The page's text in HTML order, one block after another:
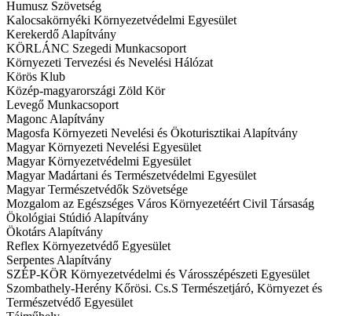
Humusz Szövetség
Kalocsakörnyéki Környezetvédelmi Egyesület
Kerekerdő Alapítvány
KÖRLÁNC Szegedi Munkacsoport
Környezeti Tervezési és Nevelési Hálózat
Körös Klub
Közép-magyarországi Zöld Kör
Levegő Munkacsoport
Magonc Alapítvány
Magosfa Környezeti Nevelési és Ökoturisztikai Alapítvány
Magyar Környezeti Nevelési Egyesület
Magyar Környezetvédelmi Egyesület
Magyar Madártani és Természetvédelmi Egyesület
Magyar Természetvédők Szövetsége
Mozgalom az Egészséges Város Környezetéért Civil Társaság
Ökológiai Stúdió Alapítvány
Ökotárs Alapítvány
Reflex Környezetvédő Egyesület
Serpentes Alapítvány
SZÉP-KÖR Környezetvédelmi és Városszépészeti Egyesület
Szombathely-Herény Kőrösi. Cs.S Természetjáró, Környezet és
Természetvédő Egyesület